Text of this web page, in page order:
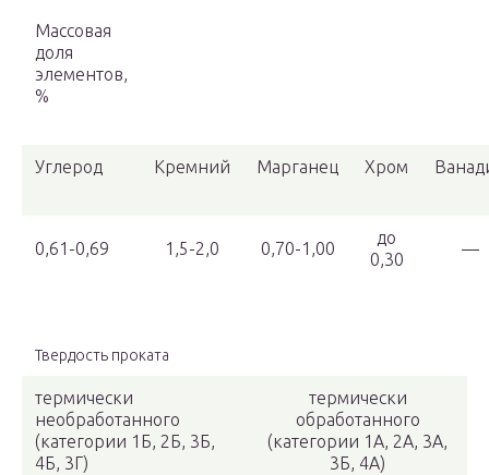
Массовая
доля
элементов,
%
Углерод Кремний Марганец Хром
0,61-0,69 1,5-2,0 0,70-1,00
до
0,30
—
Твердость проката
термически
необработанного
(категории 1Б, 2Б, 3Б,
4Б, 3Г)
термически
обработанного
(категории 1А, 2А, 3А,
3Б, 4А)